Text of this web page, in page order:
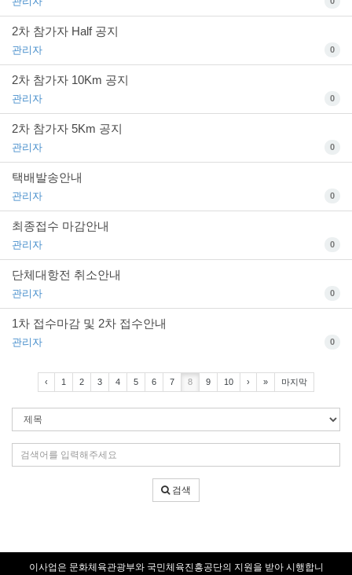
2차 참가자 Half 공지
관리자 0
2차 참가자 10Km 공지
관리자 0
2차 참가자 5Km 공지
관리자 0
택배발송안내
관리자 0
최종접수 마감안내
관리자 0
단체대항전 취소안내
관리자 0
1차 접수마감 및 2차 접수안내
관리자 0
‹ 1 2 3 4 5 6 7 8 9 10 › » 마지막
색
조
색
어
입
검색
이사업은 문화체육관광부와 국민체육진흥공단의 지원을 받아 시행합니